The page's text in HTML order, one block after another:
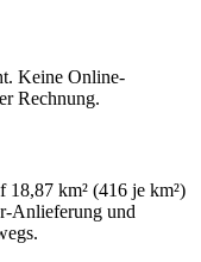
Keine Online-
Rechnung.
18,87 km² (416 je km²)
Anlieferung und